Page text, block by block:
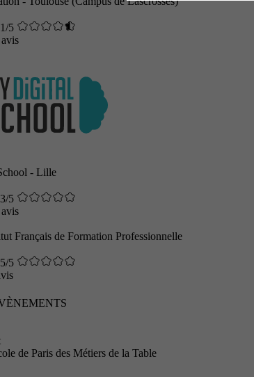
5
- Lille
5
Français de Formation Professionnelle
5
de Paris des Métiers de la Table